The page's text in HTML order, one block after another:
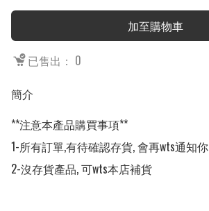
加至購物車
已售出： 0
簡介
**注意本產品購買事項**
1-所有訂單,有待確認存貨, 會再wts通知你
2-沒存貨產品, 可wts本店補貨